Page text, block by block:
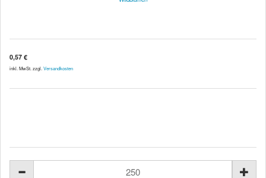
0,57 €
inkl. MwSt. zzgl. Versandkosten